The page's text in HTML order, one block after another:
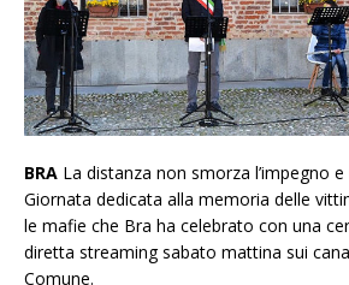
BRA La distanza non smorza l’impegno
Giornata dedicata alla memoria delle
le mafie che Bra ha celebrato con una
diretta streaming sabato mattina sui
Comune.